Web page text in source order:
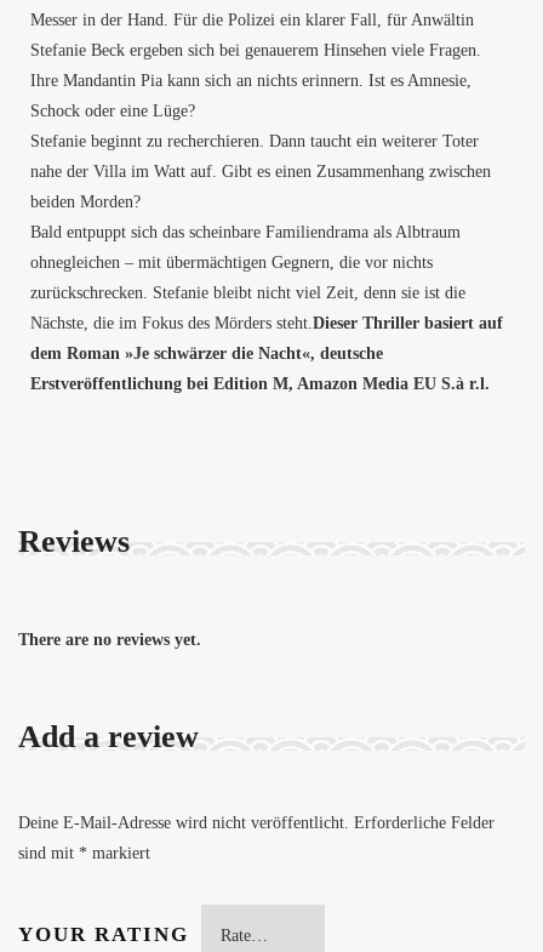
Messer in der Hand. Für die Polizei ein klarer Fall, für Anwältin
Stefanie Beck ergeben sich bei genauerem Hinsehen viele Fragen.
Ihre Mandantin Pia kann sich an nichts erinnern. Ist es Amnesie,
Schock oder eine Lüge?
Stefanie beginnt zu recherchieren. Dann taucht ein weiterer Toter
nahe der Villa im Watt auf. Gibt es einen Zusammenhang zwischen
beiden Morden?
Bald entpuppt sich das scheinbare Familiendrama als Albtraum
ohnegleichen – mit übermächtigen Gegnern, die vor nichts
zurückschrecken. Stefanie bleibt nicht viel Zeit, denn sie ist die
Nächste, die im Fokus des Mörders steht.Dieser Thriller basiert auf
dem Roman »Je schwärzer die Nacht«, deutsche
Erstveröffentlichung bei Edition M, Amazon Media EU S.à r.l.
Reviews
There are no reviews yet.
Add a review
Deine E-Mail-Adresse wird nicht veröffentlicht. Erforderliche Felder
sind mit * markiert
YOUR RATING